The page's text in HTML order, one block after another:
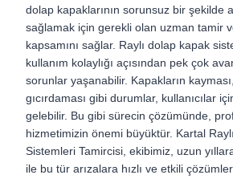
dolap kapaklarının sorunsuz bir şekilde
sağlamak için gerekli olan uzman tamir
kapsamını sağlar. Raylı dolap kapak
kullanım kolaylığı açısından pek çok
sorunlar yaşanabilir. Kapakların
gıcırdaması gibi durumlar, kullanıcılar
gelebilir. Bu gibi sürecin çözümünde,
hizmetimizin önemi büyüktür. Kartal
Sistemleri Tamircisi, ekibimiz, uzun
ile bu tür arızalara hızlı ve etkili